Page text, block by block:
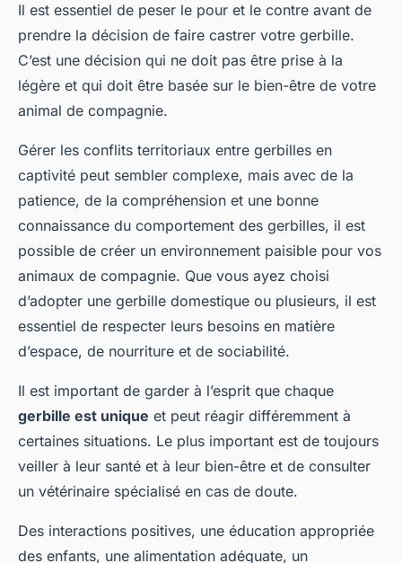
Il est essentiel de peser le pour et le contre avant de
prendre la décision de faire castrer votre gerbille.
C’est une décision qui ne doit pas être prise à la
légère et qui doit être basée sur le bien-être de votre
animal de compagnie.
Gérer les conflits territoriaux entre gerbilles en
captivité peut sembler complexe, mais avec de la
patience, de la compréhension et une bonne
connaissance du comportement des gerbilles, il est
possible de créer un environnement paisible pour vos
animaux de compagnie. Que vous ayez choisi
d’adopter une gerbille domestique ou plusieurs, il est
essentiel de respecter leurs besoins en matière
d’espace, de nourriture et de sociabilité.
Il est important de garder à l’esprit que chaque
gerbille est unique et peut réagir différemment à
certaines situations. Le plus important est de toujours
veiller à leur santé et à leur bien-être et de consulter
un vétérinaire spécialisé en cas de doute.
Des interactions positives, une éducation appropriée
des enfants, une alimentation adéquate, un